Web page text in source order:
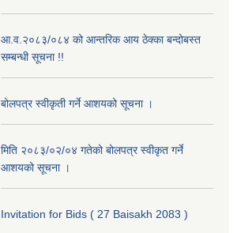
आ.व.२०८३/०८४ को आन्तरिक आय ठेक्का बन्दोबस्त
सम्बन्धी सूचना !!
बोलपत्र स्वीकृती गर्ने आशयको सूचना ।
मिति २०८३/०२/०४ गतेको बोलपत्र स्वीकृत गर्ने
आशयको सूचना ।
Invitation for Bids ( 27 Baisakh 2083 )